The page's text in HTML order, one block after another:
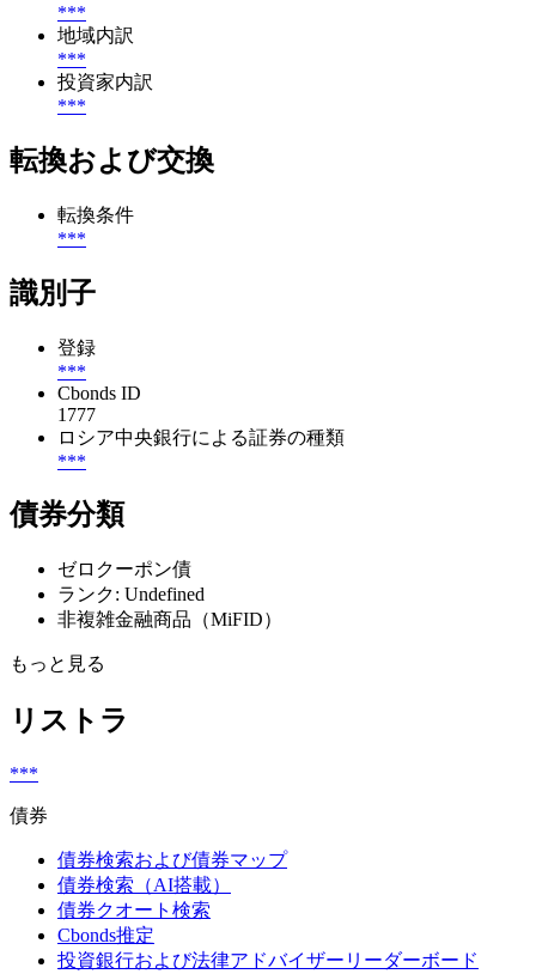
***
地域内訳
***
投資家内訳
***
転換および交換
転換条件
***
識別子
登録
***
Cbonds ID
1777
ロシア中央銀行による証券の種類
***
債券分類
ゼロクーポン債
ランク: Undefined
非複雑金融商品（MiFID）
もっと見る
リストラ
***
債券
債券検索および債券マップ
債券検索（AI搭載）
債券クオート検索
Cbonds推定
投資銀行および法律アドバイザーリーダーボード